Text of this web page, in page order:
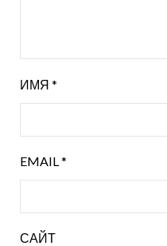
ИМЯ *
EMAIL *
САЙТ